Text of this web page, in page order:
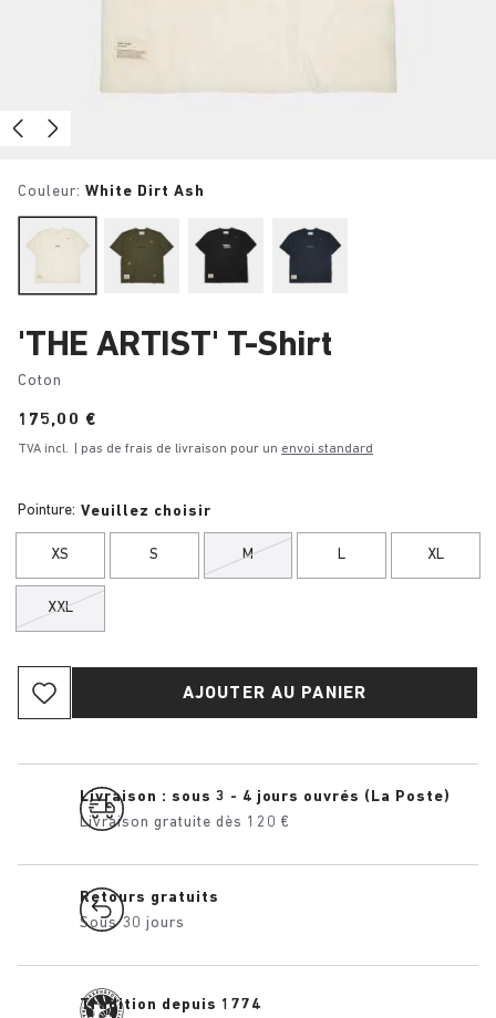
Couleur: White Dirt Ash
'THE ARTIST' T-Shirt
Coton
Price:
175,00 €
TVA incl. | pas de frais de livraison pour un envoi standard
Pointure: Veuillez choisir
XS S M L XL
XXL
AJOUTER AU PANIER
Livraison : sous 3 - 4 jours ouvrés (La Poste)
Livraison gratuite dès 120 €
Retours gratuits
Sous 30 jours
Tradition depuis 1774